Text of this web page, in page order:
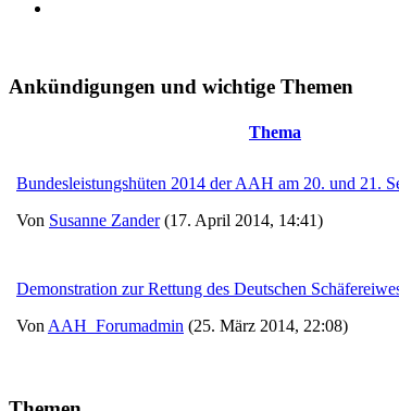
Ankündigungen und wichtige Themen
Thema
Bundesleistungshüten 2014 der AAH am 20. und 21.
Von Susanne Zander(17. April 2014, 14:41)
Demonstration zur Rettung des Deutschen
Von AAH_Forumadmin (25. März 2014, 22:08)